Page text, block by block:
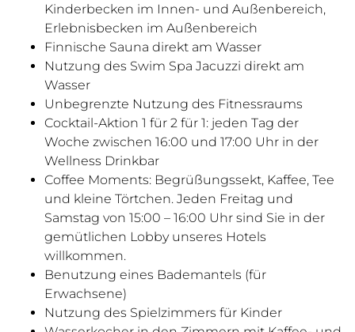
Kinderbecken im Innen- und Außenbereich,
Erlebnisbecken im Außenbereich
Finnische Sauna direkt am Wasser
Nutzung des Swim Spa Jacuzzi direkt am
Wasser
Unbegrenzte Nutzung des Fitnessraums
Cocktail-Aktion 1 für 2 für 1: jeden Tag der
Woche zwischen 16:00 und 17:00 Uhr in der
Wellness Drinkbar
Coffee Moments: Begrüßungssekt, Kaffee, Tee
und kleine Törtchen. Jeden Freitag und
Samstag von 15:00 – 16:00 Uhr sind Sie in der
gemütlichen Lobby unseres Hotels
willkommen.
Benutzung eines Bademantels (für
Erwachsene)
Nutzung des Spielzimmers für Kinder